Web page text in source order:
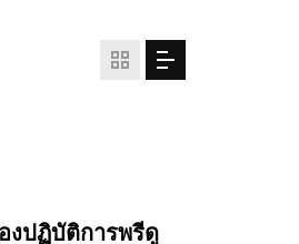
งปฏิบัติการพรีดู